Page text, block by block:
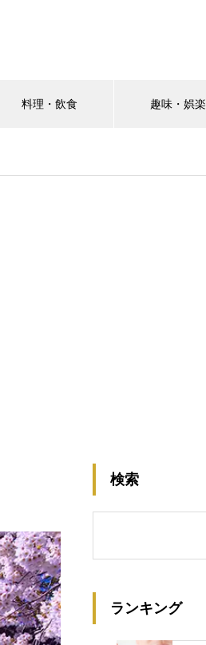
料理・飲食 趣味・娯楽
検索
ランキング